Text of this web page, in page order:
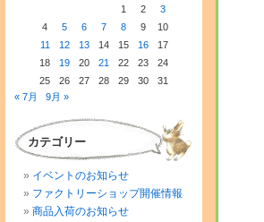
1
2
3
4
5 6 7 8 9
10
11
12 13 14 15 16
17
18
19 20 21 22 23
24
25
26 27 28 29 30
31
« 7月
9月 »
カテゴリー
イベントのお知らせ
ファクトリーショップ開催情報
商品入荷のお知らせ